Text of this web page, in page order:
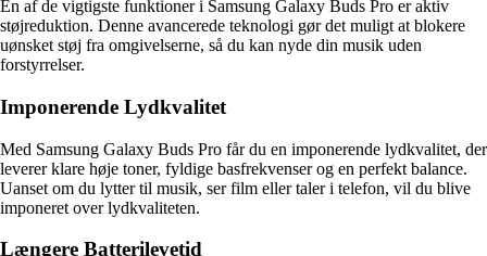
En af de vigtigste funktioner i Samsung Galaxy Buds Pro er aktiv
støjreduktion. Denne avancerede teknologi gør det muligt at blokere
uønsket støj fra omgivelserne, så du kan nyde din musik uden
forstyrrelser.
Imponerende Lydkvalitet
Med Samsung Galaxy Buds Pro får du en imponerende lydkvalitet, der
leverer klare høje toner, fyldige basfrekvenser og en perfekt balance.
Uanset om du lytter til musik, ser film eller taler i telefon, vil du blive
imponeret over lydkvaliteten.
Længere Batterilevetid